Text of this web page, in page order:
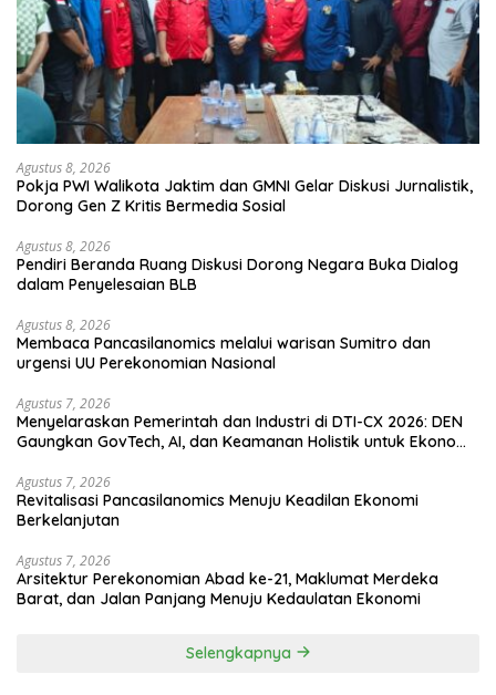
Agustus 8, 2026
Pokja PWI Walikota Jaktim dan GMNI Gelar Diskusi Jurnalistik,
Dorong Gen Z Kritis Bermedia Sosial
Agustus 8, 2026
Pendiri Beranda Ruang Diskusi Dorong Negara Buka Dialog
dalam Penyelesaian BLB
Agustus 8, 2026
Membaca Pancasilanomics melalui warisan Sumitro dan
urgensi UU Perekonomian Nasional
Agustus 7, 2026
Menyelaraskan Pemerintah dan Industri di DTI-CX 2026: DEN
Gaungkan GovTech, AI, dan Keamanan Holistik untuk Ekonomi
Agustus 7, 2026
Revitalisasi Pancasilanomics Menuju Keadilan Ekonomi
Berkelanjutan
Agustus 7, 2026
Arsitektur Perekonomian Abad ke-21, Maklumat Merdeka
Barat, dan Jalan Panjang Menuju Kedaulatan Ekonomi
Selengkapnya